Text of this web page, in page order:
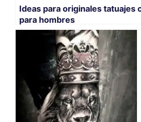
Ideas para originales tatuajes
para hombres